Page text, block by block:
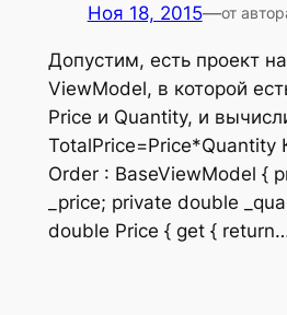
Ноя 18, 2015—от
Допустим, есть проект
ViewModel, в которой
Price и Quantity, и
TotalPrice=Price*Quantity
Order : BaseViewModel {
_price; private double
double Price { get {